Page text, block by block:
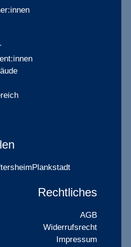
Plankstadt
Rechtliches
AGB
Widerrufsrecht
Impressum